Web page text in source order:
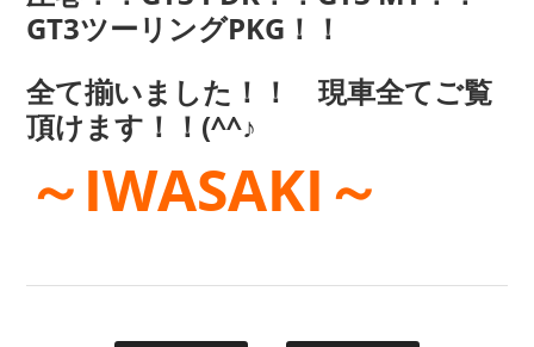
GT3ツーリングPKG！！
全て揃いました！！ 現車全てご覧
頂けます！！(^^♪
～IWASAKI～